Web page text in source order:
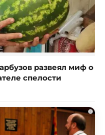
развеял миф о
спелости
i